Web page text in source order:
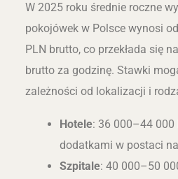
W 2025 roku średnie roczne
pokojówek w Polsce wynosi
PLN brutto, co przekłada się
brutto za godzinę. Stawki
zależności od lokalizacji i
Hotele: 36 000–44 000
dodatkami w postaci
Szpitale: 40 000–50